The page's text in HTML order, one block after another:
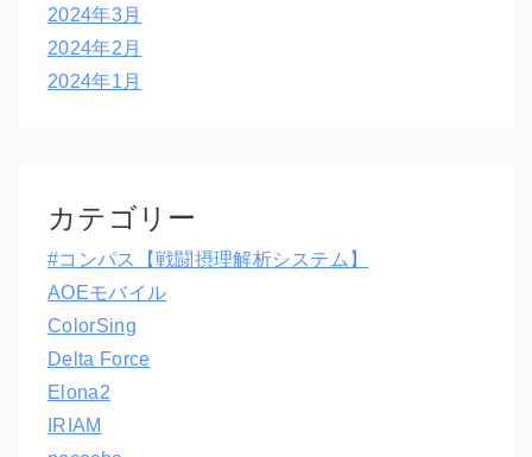
2024年3月
2024年2月
2024年1月
カテゴリー
#コンパス【戦闘摂理解析システム】
AOEモバイル
ColorSing
Delta Force
Elona2
IRIAM